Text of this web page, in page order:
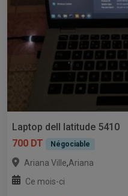
Laptop dell latitude 5410
700 DT
Négociable
Ariana Ville,Ariana
Ce mois-ci